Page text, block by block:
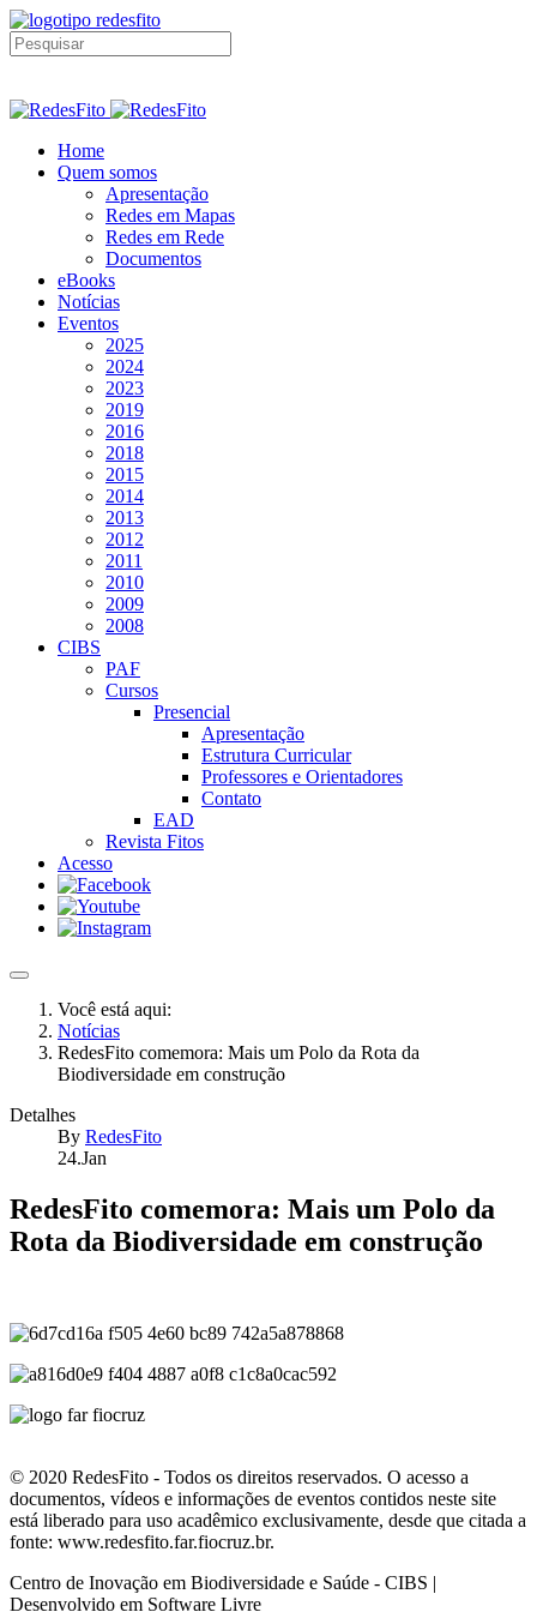
Home
Quem somos
Apresentação
Redes em Mapas
Redes em Rede
Documentos
eBooks
Notícias
Eventos
2025
2024
2023
2019
2016
2018
2015
2014
2013
2012
2011
2010
2009
2008
CIBS
PAF
Cursos
Presencial
Apresentação
Estrutura Curricular
Professores e Orientadores
Contato
EAD
Revista Fitos
Acesso
Você está aqui:
Notícias
RedesFito comemora: Mais um Polo da Rota da
Biodiversidade em construção
Detalhes
By RedesFito
24.Jan
RedesFito comemora: Mais um Polo da
Rota da Biodiversidade em construção
© 2020 RedesFito - Todos os direitos reservados. O acesso a
documentos, vídeos e informações de eventos contidos neste site
está liberado para uso acadêmico exclusivamente, desde que citada a
fonte: www.redesfito.far.fiocruz.br.
Centro de Inovação em Biodiversidade e Saúde - CIBS |
Desenvolvido em Software Livre